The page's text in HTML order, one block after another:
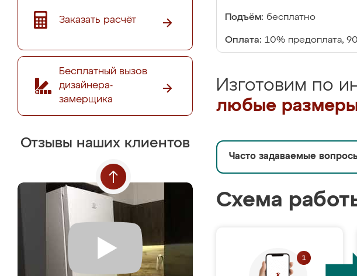
Заказать расчёт
Бесплатный вызов
дизайнера-
замерщика
Отзывы наших клиентов
Подъём: бесплатно
Оплата: 10% предоплата,
Изготовим по
любые
Часто задаваемые
Схема